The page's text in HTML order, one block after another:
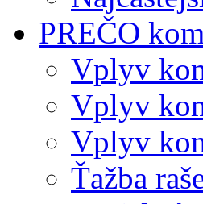
PREČO
Vplyv
Vplyv
Vplyv
Ťažba